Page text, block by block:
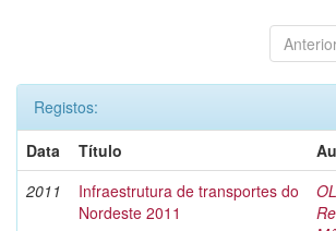
Registos:
Data
Título
2011
Infraestrutura de transportes do
Nordeste 2011